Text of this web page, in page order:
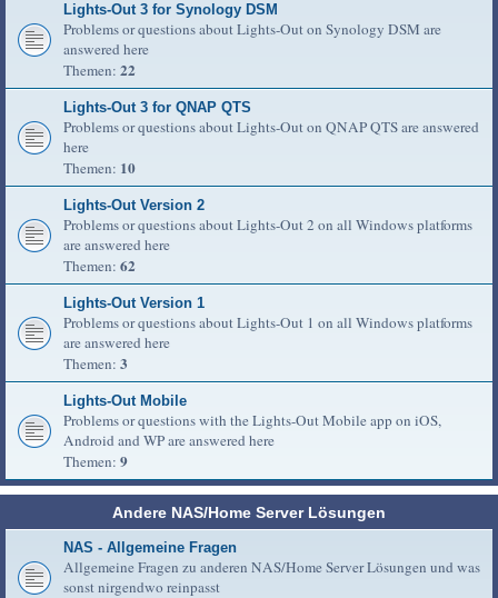
Lights-Out 3 for Synology DSM
Problems or questions about Lights-Out on Synology DSM are
answered here
Themen: 22
Lights-Out 3 for QNAP QTS
Problems or questions about Lights-Out on QNAP QTS are answered
here
Themen: 10
Lights-Out Version 2
Problems or questions about Lights-Out 2 on all Windows platforms
are answered here
Themen: 62
Lights-Out Version 1
Problems or questions about Lights-Out 1 on all Windows platforms
are answered here
Themen: 3
Lights-Out Mobile
Problems or questions with the Lights-Out Mobile app on iOS,
Android and WP are answered here
Themen: 9
Andere NAS/Home Server Lösungen
NAS - Allgemeine Fragen
Allgemeine Fragen zu anderen NAS/Home Server Lösungen und was
sonst nirgendwo reinpasst